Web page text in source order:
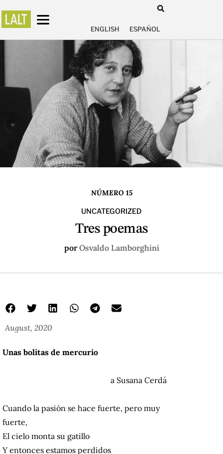
ENGLISH ESPAÑOL
NÚMERO 15
UNCATEGORIZED
Tres poemas
porOsvaldo Lamborghini
August, 2020
Unas bolitas de mercurio
a Susana Cerdá
Cuando la pasión se hace fuerte, pero muy
fuerte,
El cielo monta su gatillo
Y entonces estamos perdidos